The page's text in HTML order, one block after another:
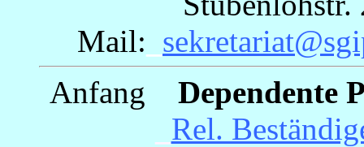
Mail:
Anfang
Dependente
Rel.